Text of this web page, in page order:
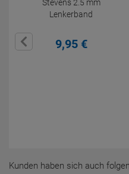
Stevens 2.5 mm
Lenkerband
9,95 €
Kunden haben sich auch